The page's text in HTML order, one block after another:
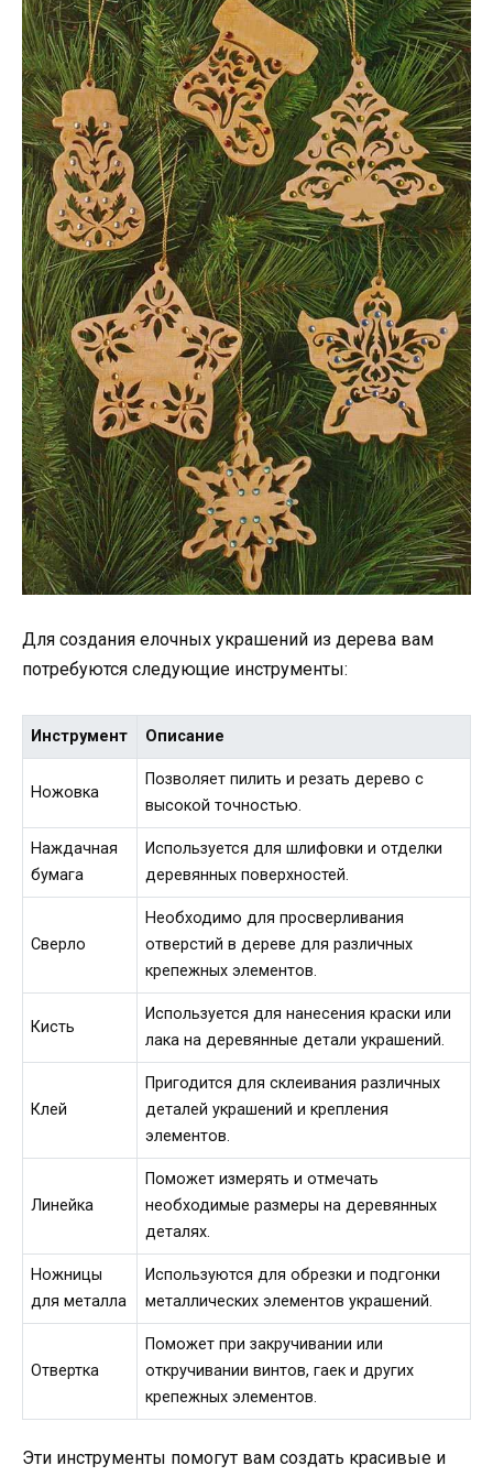
Для создания елочных украшений из дерева вам
потребуются следующие инструменты:
Инструмент Описание
Ножовка
Позволяет пилить и резать дерево с
высокой точностью.
Наждачная
бумага
Используется для шлифовки и отделки
деревянных поверхностей.
Сверло
Необходимо для просверливания
отверстий в дереве для различных
крепежных элементов.
Кисть
Используется для нанесения краски или
лака на деревянные детали украшений.
Клей
Пригодится для склеивания различных
деталей украшений и крепления
элементов.
Линейка
Поможет измерять и отмечать
необходимые размеры на деревянных
деталях.
Ножницы
для металла
Используются для обрезки и подгонки
металлических элементов украшений.
Отвертка
Поможет при закручивании или
откручивании винтов, гаек и других
крепежных элементов.
Эти инструменты помогут вам создать красивые и